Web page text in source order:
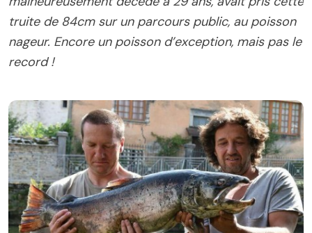
truite de 84cm sur un parcours public, au poisson
nageur. Encore un poisson d’exception, mais pas le
record !